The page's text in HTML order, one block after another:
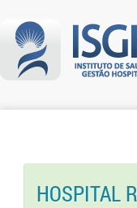
HOSPITAL